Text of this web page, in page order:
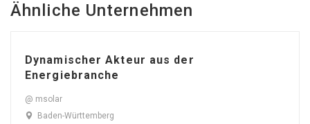
Ähnliche Unternehmen
Dynamischer Akteur aus der
Energiebranche
@ msolar
Baden-Württemberg